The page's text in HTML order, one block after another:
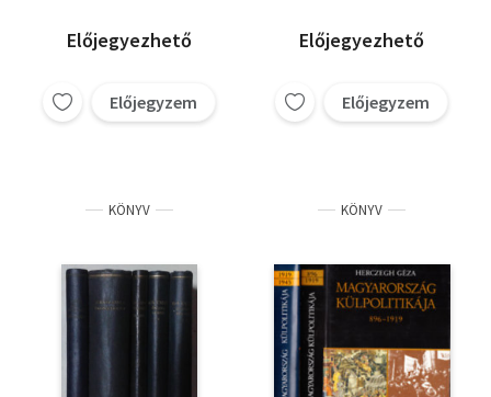
Előjegyezhető
Előjegyzem
Előjegyezhető
Előjegyzem
KÖNYV KÖNYV